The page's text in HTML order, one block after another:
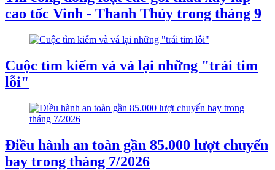
cao tốc Vinh - Thanh Thủy trong tháng 9
Cuộc tìm kiếm và vá lại những "trái tim
lỗi"
Điều hành an toàn gần 85.000 lượt chuyến
bay trong tháng 7/2026